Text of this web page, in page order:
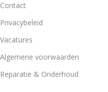
Contact
Privacybeleid
Vacatures
Algemene voorwaarden
Reparatie & Onderhoud